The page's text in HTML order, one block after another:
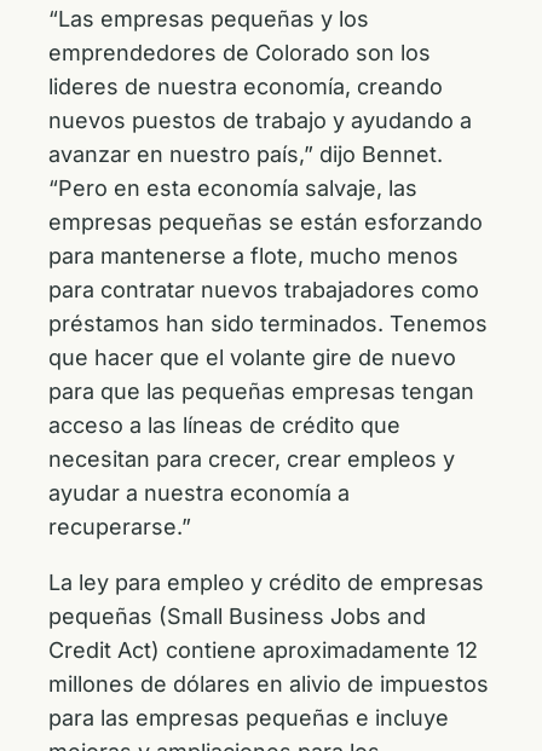
“Las empresas pequeñas y los
emprendedores de Colorado son los
lideres de nuestra economía, creando
nuevos puestos de trabajo y ayudando a
avanzar en nuestro país,” dijo Bennet.
“Pero en esta economía salvaje, las
empresas pequeñas se están esforzando
para mantenerse a flote, mucho menos
para contratar nuevos trabajadores como
préstamos han sido terminados. Tenemos
que hacer que el volante gire de nuevo
para que las pequeñas empresas tengan
acceso a las líneas de crédito que
necesitan para crecer, crear empleos y
ayudar a nuestra economía a
recuperarse.”
La ley para empleo y crédito de empresas
pequeñas (Small Business Jobs and
Credit Act) contiene aproximadamente 12
millones de dólares en alivio de impuestos
para las empresas pequeñas e incluye